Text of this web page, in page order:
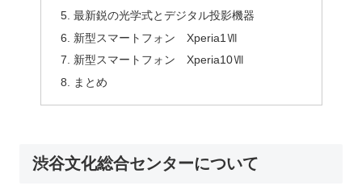
最新鋭の光学式とデジタル投影機器
新型スマートフォン Xperia1Ⅶ
新型スマートフォン Xperia10Ⅶ
まとめ
渋谷文化総合センターについて